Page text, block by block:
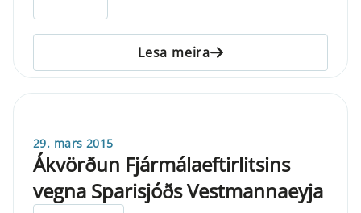
Lesa meira
29. mars 2015
Ákvörðun Fjármálaeftirlitsins
vegna Sparisjóðs Vestmannaeyja